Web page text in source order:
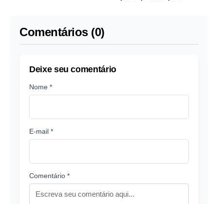
Comentários (0)
Deixe seu comentário
Nome *
E-mail *
Comentário *